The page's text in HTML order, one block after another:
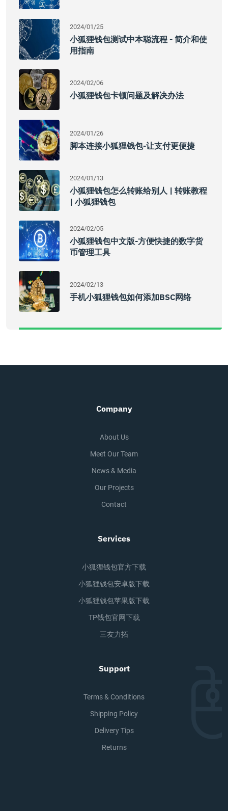
2024/01/25
小狐狸钱包测试中本聪流程 - 简介和使
用指南
2024/02/06
小狐狸钱包卡顿问题及解决办法
2024/01/26
脚本连接小狐狸钱包-让支付更便捷
2024/01/13
小狐狸钱包怎么转账给别人 | 转账教程
| 小狐狸钱包
2024/02/05
小狐狸钱包中文版-方便快捷的数字货
币管理工具
2024/02/13
手机小狐狸钱包如何添加BSC网络
Company
About Us
Meet Our Team
News & Media
Our Projects
Contact
Services
小狐狸钱包官方下载
小狐狸钱包安卓版下载
小狐狸钱包苹果版下载
TP钱包官网下载
三友力拓
Support
Terms & Conditions
Shipping Policy
Delivery Tips
Returns